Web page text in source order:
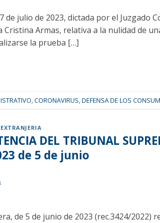
de julio de 2023, dictada por el Juzgado
Armas, relativa a la nulidad de
la prueba […]
,CORONAVIRUS,DEFENSA DE LOS
EXTRANJERIA
DEL TRIBUNAL
de 5 de junio
de 5 de junio de 2023 (rec.3424/